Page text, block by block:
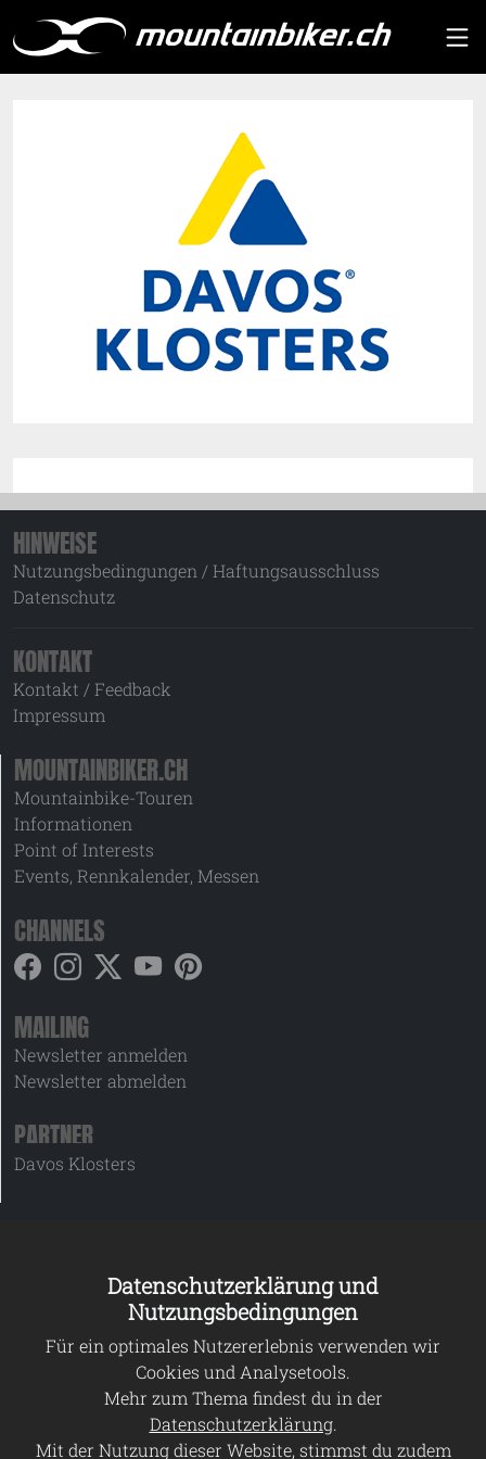
HINWEISE
Nutzungsbedingungen / Haftungsausschluss
Datenschutz
KONTAKT
Kontakt / Feedback
Impressum
MOUNTAINBIKER.CH
Mountainbike-Touren
Informationen
Point of Interests
Events, Rennkalender, Messen
CHANNELS
MAILING
Newsletter anmelden
Newsletter abmelden
PARTNER
Davos Klosters
Datenschutzerklärung und
Nutzungsbedingungen
Für ein optimales Nutzererlebnis verwenden wir
Cookies und Analysetools.
Mehr zum Thema findest du in der
Datenschutzerklärung.
Mit der Nutzung dieser Website, stimmst du zudem